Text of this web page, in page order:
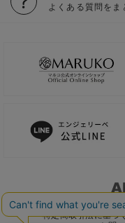
よくある質問をま
ご利用ガイド
特定商取引法に基づ